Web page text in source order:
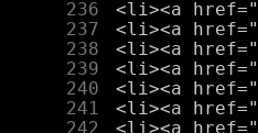
    236
    237
    238
    239
    240
    241
    242